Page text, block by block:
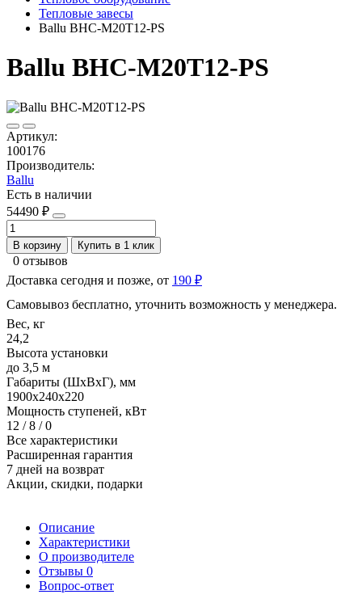
Тепловые завесы
Ballu BHC-M20T12-PS
Ballu BHC-M20T12-PS
Артикул:
100176
Производитель:
Ballu
Есть в наличии
54490 ₽
В корзину Купить в 1 клик
0 отзывов
Доставка сегодня и позже, от 190 ₽
Самовывоз бесплатно, уточнить возможность у менеджера.
Вес, кг
24,2
Высота установки
до 3,5 м
Габариты (ШхВхГ), мм
1900x240x220
Мощность ступеней, кВт
12 / 8 / 0
Все характеристики
Расширенная гарантия
7 дней на возврат
Акции, скидки, подарки
Описание
Характеристики
О производителе
Отзывы 0
Вопрос-ответ